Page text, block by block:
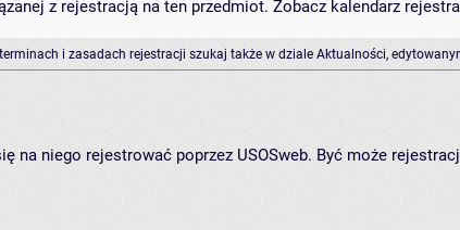
z rejestracją na ten przedmiot. Zobacz kalendarz
i zasadach rejestracji szukaj także w dziale Aktualności,
niego rejestrować poprzez USOSweb. Być może